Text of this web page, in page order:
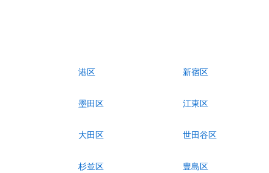
港区 新宿区
墨田区 江東区
大田区 世田谷区
杉並区 豊島区